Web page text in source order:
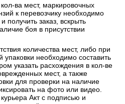
ва мест, маркировочных
к перевозчику необходимо
получить заказ, вскрыть
боя в присутствии
количества мест, либо при
необходимо составить
указать расхождения в кол-ве
мест, а также
для проверки на наличие
на фото или видео.
Акт с подписью и